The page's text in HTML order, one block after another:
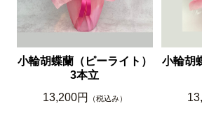
小輪胡蝶蘭（ピーライト）
3本立
13,200円
（税込み）
小輪胡